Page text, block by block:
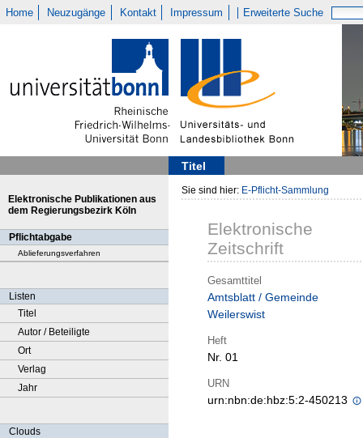
Home Neuzugänge Kontakt Impressum Erweiterte Suche
Titel
Elektronische Publikationen aus
dem Regierungsbezirk Köln
Pflichtabgabe
Ablieferungsverfahren
Listen
Titel
Autor / Beteiligte
Ort
Verlag
Jahr
Clouds
Sie sind hier: E-Pflicht-Sammlung
Elektronische
Zeitschrift
Gesamttitel
Amtsblatt / Gemeinde
Weilerswist
Heft
Nr. 01
URN
urn:nbn:de:hbz:5:2-450213